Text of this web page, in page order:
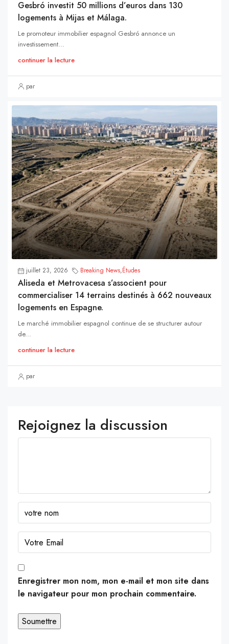
Gesbró investit 50 millions d’euros dans 130
logements à Mijas et Málaga.
Le promoteur immobilier espagnol Gesbró annonce un
investissement...
continuer la lecture
par
juillet 23, 2026 Breaking News,Études
Aliseda et Metrovacesa s’associent pour
commercialiser 14 terrains destinés à 662 nouveaux
logements en Espagne.
Le marché immobilier espagnol continue de se structurer autour
de...
continuer la lecture
par
Rejoignez la discussion
Enregistrer mon nom, mon e-mail et mon site dans
le navigateur pour mon prochain commentaire.